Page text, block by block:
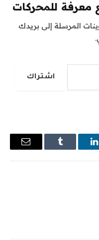
معرفة للمحركات
المرسلة إلى بريدك
اشتراك
لينكدإن Tumblr
البريد